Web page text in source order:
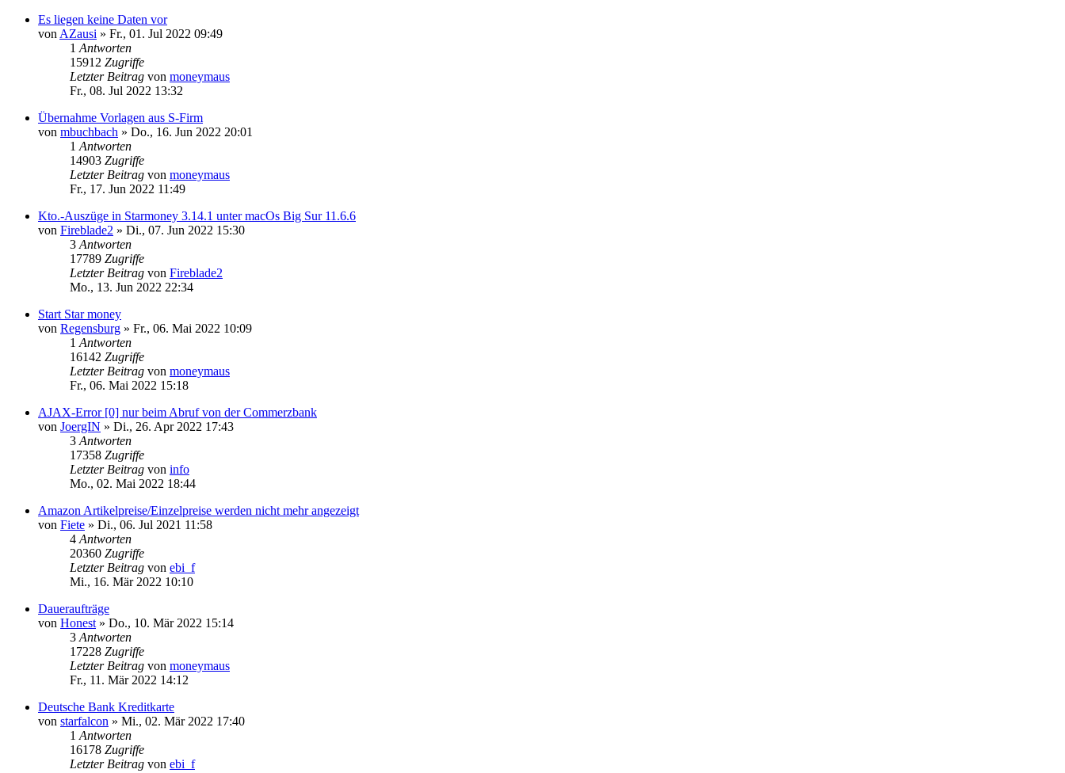
Es liegen keine Daten vor
von AZausi » Fr., 01. Jul 2022 09:49
1 Antworten
15912 Zugriffe
Letzter Beitrag von moneymaus
Fr., 08. Jul 2022 13:32
Übernahme Vorlagen aus S-Firm
von mbuchbach » Do., 16. Jun 2022 20:01
1 Antworten
14903 Zugriffe
Letzter Beitrag von moneymaus
Fr., 17. Jun 2022 11:49
Kto.-Auszüge in Starmoney 3.14.1 unter macOs Big Sur 11.6.6
von Fireblade2 » Di., 07. Jun 2022 15:30
3 Antworten
17789 Zugriffe
Letzter Beitrag von Fireblade2
Mo., 13. Jun 2022 22:34
Start Star money
von Regensburg » Fr., 06. Mai 2022 10:09
1 Antworten
16142 Zugriffe
Letzter Beitrag von moneymaus
Fr., 06. Mai 2022 15:18
AJAX-Error [0] nur beim Abruf von der Commerzbank
von JoergIN » Di., 26. Apr 2022 17:43
3 Antworten
17358 Zugriffe
Letzter Beitrag von info
Mo., 02. Mai 2022 18:44
Amazon Artikelpreise/Einzelpreise werden nicht mehr angezeigt
von Fiete » Di., 06. Jul 2021 11:58
4 Antworten
20360 Zugriffe
Letzter Beitrag von ebi_f
Mi., 16. Mär 2022 10:10
Daueraufträge
von Honest » Do., 10. Mär 2022 15:14
3 Antworten
17228 Zugriffe
Letzter Beitrag von moneymaus
Fr., 11. Mär 2022 14:12
Deutsche Bank Kreditkarte
von starfalcon » Mi., 02. Mär 2022 17:40
1 Antworten
16178 Zugriffe
Letzter Beitrag von ebi_f